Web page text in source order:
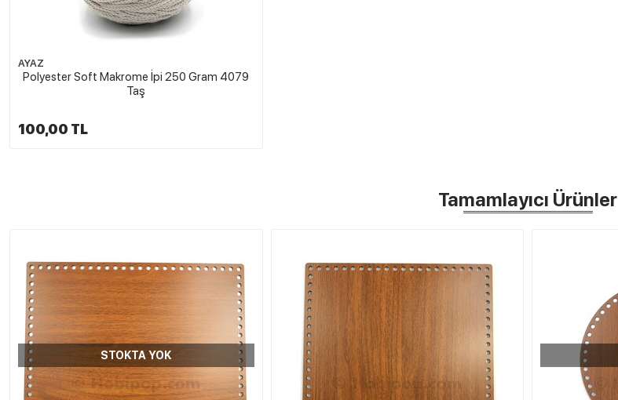
AYAZ
Polyester Soft Makrome İpi 250 Gram 4079
Taş
100,00 TL
Tamamlayıcı Ürünler
STOKTA YOK